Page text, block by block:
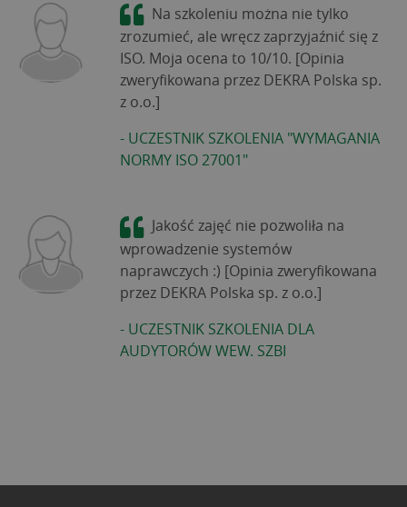
Na szkoleniu można nie tylko
zrozumieć, ale wręcz zaprzyjaźnić się z
ISO. Moja ocena to 10/10. [Opinia
zweryfikowana przez DEKRA Polska sp.
z o.o.]
- UCZESTNIK SZKOLENIA "WYMAGANIA
NORMY ISO 27001"
Jakość zajęć nie pozwoliła na
wprowadzenie systemów
naprawczych :) [Opinia zweryfikowana
przez DEKRA Polska sp. z o.o.]
- UCZESTNIK SZKOLENIA DLA
AUDYTORÓW WEW. SZBI